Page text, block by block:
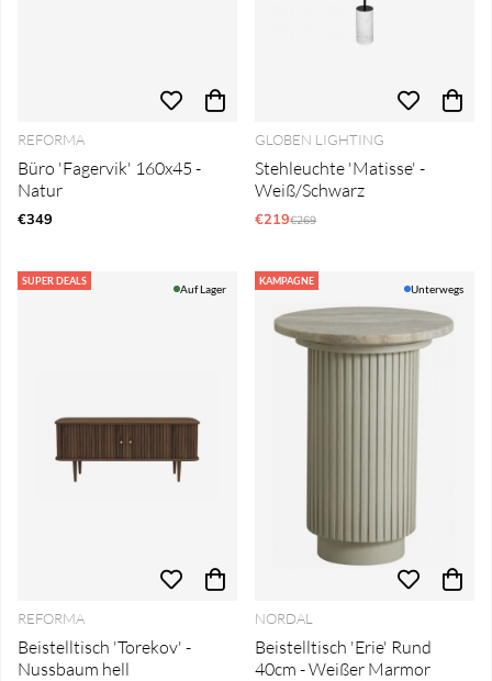
REFORMA
Büro 'Fagervik' 160x45 -
Natur
€349
GLOBEN LIGHTING
Stehleuchte 'Matisse' -
Weiß/Schwarz
€219Regulärer Preis:
€269
SUPER DEALS
Auf Lager
REFORMA
Beistelltisch 'Torekov' -
Nussbaum hell
KAMPAGNE
Unterwegs
NORDAL
Beistelltisch 'Erie' Rund
40cm - Weißer Marmor